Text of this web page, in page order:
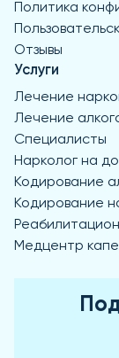
Политика
Отзывы
Услуги
Лечение
Лечение
Специалисты
Нарколог на
Кодирование
Кодирование
Медцентр